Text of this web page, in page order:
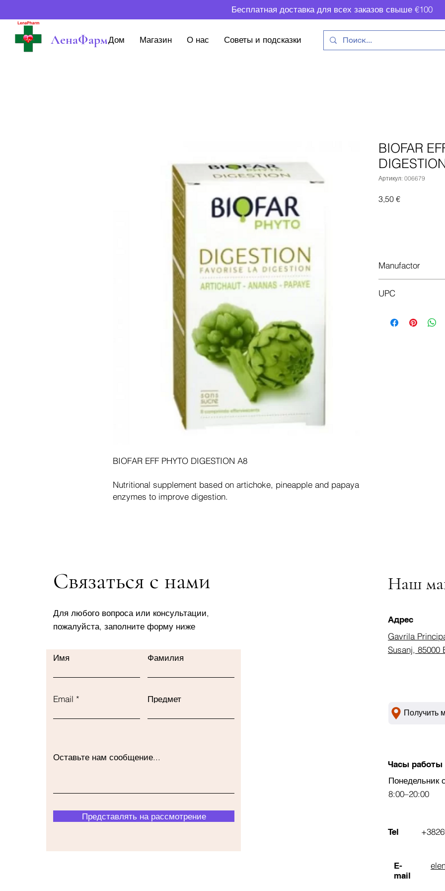
Бесплатная доставка для всех заказов свыше €100
ЛенаФармДом Магазин О нас Советы и подсказки
BIOFAR EFF PHYTO DIGESTION A8
Nutritional supplement based on artichoke, pineapple and papaya
enzymes to improve digestion.
BIOFAR
Артикул: 006679
3,50 €Цена
Manufactor
UPC
Связаться с нами
Для любого вопроса или консультации,
пожалуйста, заполните форму ниже
Имя Фамилия
Email Предмет
Оставьте нам сообщение...
Представлять на рассмотрение
Наш
Адрес
Gavrila
Susanj, 85000
Получить
Часы работы
Понедельник
8:00–20:00
Tel
E-
mail